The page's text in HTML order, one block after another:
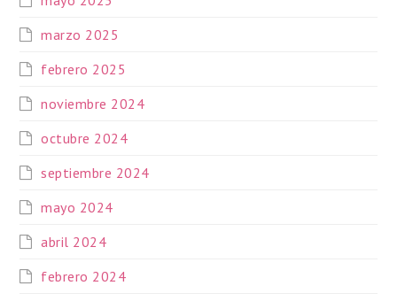
marzo 2025
febrero 2025
noviembre 2024
octubre 2024
septiembre 2024
mayo 2024
abril 2024
febrero 2024